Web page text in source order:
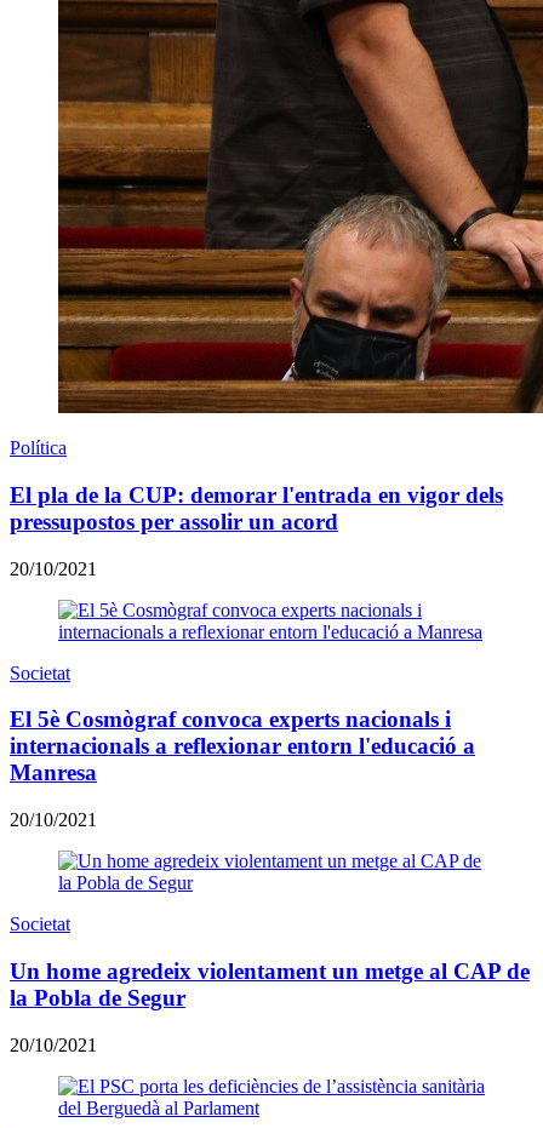
Política
El pla de la CUP: demorar l'entrada en vigor dels
pressupostos per assolir un acord
20/10/2021
Societat
El 5è Cosmògraf convoca experts nacionals i
internacionals a reflexionar entorn l'educació a
Manresa
20/10/2021
Societat
Un home agredeix violentament un metge al CAP de
la Pobla de Segur
20/10/2021